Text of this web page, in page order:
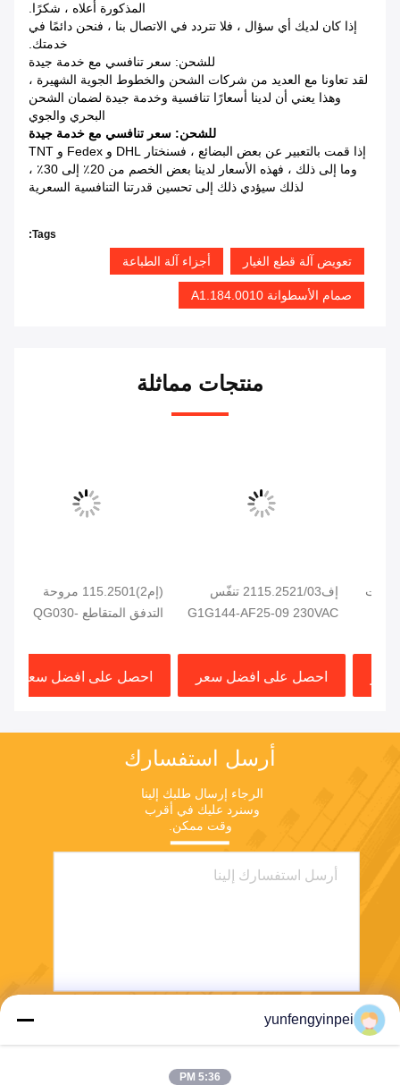
المذكورة أعلاه ، شكرًا.
إذا كان لديك أي سؤال ، فلا تتردد في الاتصال بنا ، فنحن دائمًا في
خدمتك.
للشحن: سعر تنافسي مع خدمة جيدة
لقد تعاونا مع العديد من شركات الشحن والخطوط الجوية الشهيرة ،
وهذا يعني أن لدينا أسعارًا تنافسية وخدمة جيدة لضمان الشحن
البحري والجوي
للشحن: سعر تنافسي مع خدمة جيدة
إذا قمت بالتعبير عن بعض البضائع ، فسنختار DHL و Fedex و TNT
وما إلى ذلك ، فهذه الأسعار لدينا بعض الخصم من 20٪ إلى 30٪ ،
لذلك سيؤدي ذلك إلى تحسين قدرتنا التنافسية السعرية
Tags:
تعويض آلة قطع الغيار أجزاء آلة الطباعة
صمام الأسطوانة A1.184.0010
منتجات مماثلة
إف2115.2521/03 تنفّس
G1G144-AF25-09 230VAC
SM102 CD74 SM74 XL75
احصل على افضل سعر
(إم2)115.2501 مروحة
التدفق المتقاطع QG030-
الكهربائية لجهاز الطباعة
احصل على افضل سعر
أرسل استفسارك
وقت ممكن.
yunfengyinpei
5:36 PM